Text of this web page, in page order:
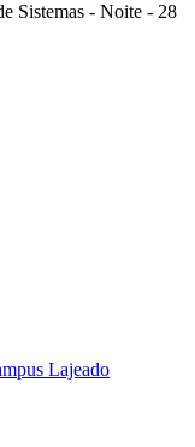
Sistemas - Noite - 28
Lajeado